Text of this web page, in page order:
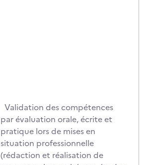
Validation des compétences
par évaluation orale, écrite et
pratique lors de mises en
situation professionnelle
(rédaction et réalisation de